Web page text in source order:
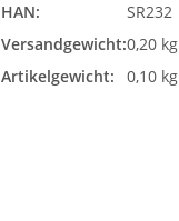
HAN:
SR232
Versandgewicht:0,20 kg
Artikelgewicht:
0,10 kg